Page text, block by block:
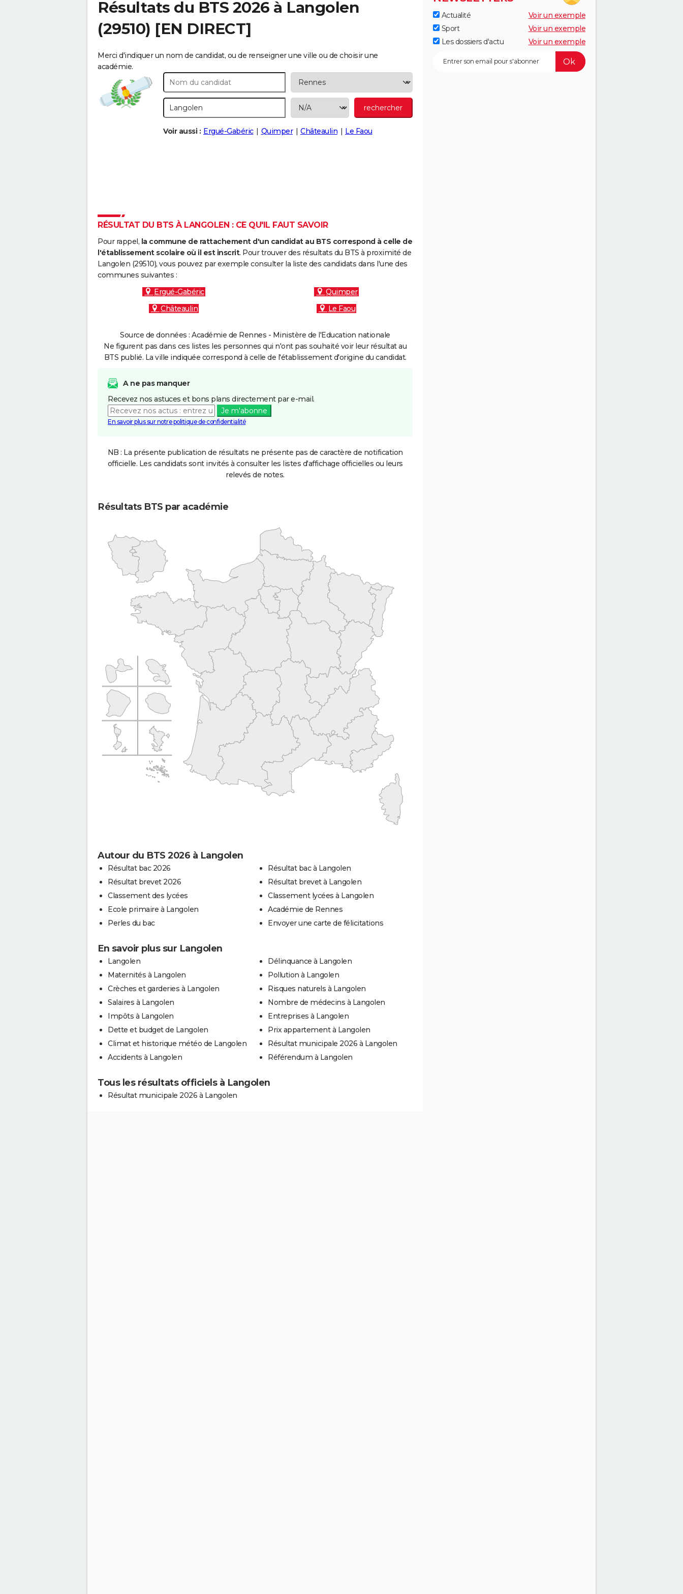
Résultats du BTS 2026 à Langolen
(29510) [EN DIRECT]
Merci d'indiquer un nom de candidat, ou de renseigner une ville ou de choisir une
académie.
Voir aussi : Ergué-Gabéric Quimper Châteaulin Le Faou
RÉSULTAT DU BTS À LANGOLEN : CE QU'IL FAUT SAVOIR
Pour rappel, la commune de rattachement d'un candidat au BTS correspond à celle de
l'établissement scolaire où il est inscrit. Pour trouver des résultats du BTS à proximité de
Langolen (29510), vous pouvez par exemple consulter la liste des candidats dans l'une des
communes suivantes :
Ergué-Gabéric
Quimper
Châteaulin
Le Faou
Source de données : Académie de Rennes - Ministère de l'Education nationale
Ne figurent pas dans ces listes les personnes qui n'ont pas souhaité voir leur résultat au
BTS publié. La ville indiquée correspond à celle de l'établissement d'origine du candidat.
A ne pas manquer
Recevez nos astuces et bons plans directement par e-mail.
Je m'abonne
En savoir plus sur notre politique de confidentialité
NB : La présente publication de résultats ne présente pas de caractère de notification
officielle. Les candidats sont invités à consulter les listes d'affichage officielles ou leurs
relevés de notes.
Résultats BTS par académie
Autour du BTS 2026 à Langolen
Résultat bac 2026
Résultat brevet 2026
Classement des lycées
Ecole primaire à Langolen
Perles du bac
Résultat bac à Langolen
Résultat brevet à Langolen
Classement lycées à Langolen
Académie de Rennes
Envoyer une carte de félicitations
En savoir plus sur Langolen
Langolen
Maternités à Langolen
Crèches et garderies à Langolen
Salaires à Langolen
Impôts à Langolen
Dette et budget de Langolen
Climat et historique météo de Langolen
Accidents à Langolen
Délinquance à Langolen
Pollution à Langolen
Risques naturels à Langolen
Nombre de médecins à Langolen
Entreprises à Langolen
Prix appartement à Langolen
Résultat municipale 2026 à Langolen
Référendum à Langolen
Tous les résultats officiels à Langolen
Résultat municipale 2026 à Langolen
Actualité
Voir un exemple
Sport
Voir un exemple
Les dossiers d'actu
Voir un exemple